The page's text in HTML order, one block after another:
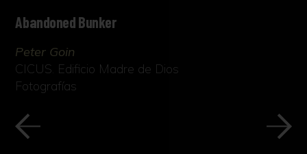
Abandoned Bunker
Peter Goin
CICUS. Edificio Madre de Dios
Fotografías